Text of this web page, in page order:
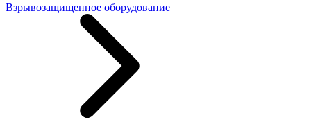
Взрывозащищенное оборудование